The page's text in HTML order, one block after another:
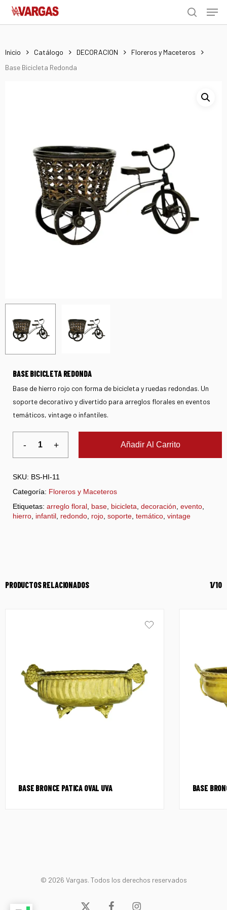
Skip
search
Menu
Inicio Catálogo DECORACION
Floreros y Maceteros
Base Bicicleta Redonda
BASE BICICLETA REDONDA
Base de hierro rojo con forma de bicicleta y ruedas redondas. Un
soporte decorativo y divertido para arreglos florales en eventos
temáticos, vintage o infantiles.
Añadir Al Carrito
SKU: BS-HI-11
Categoría: Floreros y Maceteros
Etiquetas: arreglo floral base bicicleta decoración evento
hierro infantil redondo rojo soporte temático vintage
PRODUCTOS RELACIONADOS 1/10
BASE BRONCE PATICA OVAL UVA BASE
© 2026 Vargas. Todos los derechos reservados
x- facebookinstagram